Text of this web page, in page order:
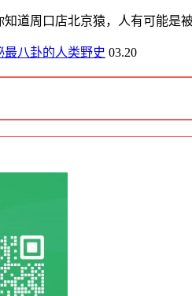
知道周口店北京猿，人有可能是
最八卦的人类野史 03.20